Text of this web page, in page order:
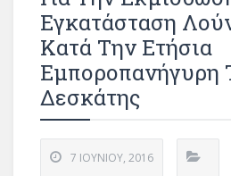
Εγκατάσταση
Κατά Την Ετήσια
Εμποροπανήγυρη
Δεσκάτης
7 ΙΟΥΝΊΟΥ, 2016